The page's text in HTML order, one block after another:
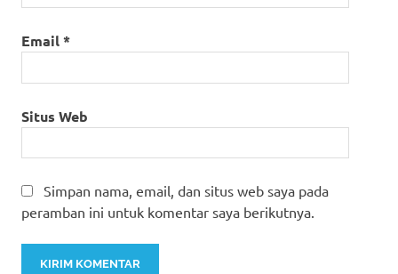
Email*
Situs Web
Simpan nama, email, dan situs web saya pada
peramban ini untuk komentar saya berikutnya.